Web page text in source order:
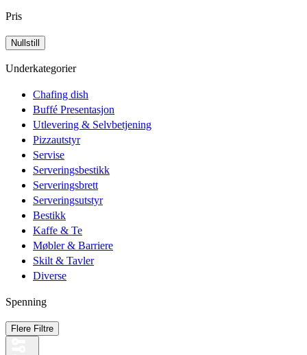
Pris
Underkategorier
Chafing dish
Buffé Presentasjon
Utlevering & Selvbetjening
Pizzautstyr
Servise
Serveringsbestikk
Serveringsbrett
Serveringsutstyr
Bestikk
Kaffe & Te
Møbler & Barriere
Skilt & Tavler
Diverse
Spenning
Flere Filtre